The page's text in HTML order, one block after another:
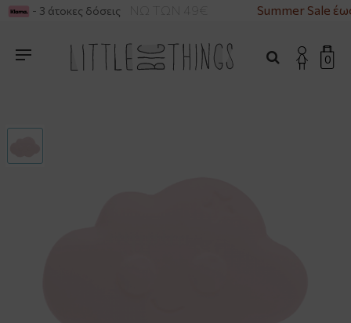
ΓΙΑ ΑΓΟΡΕΣ ΑΝΩ ΤΩΝ 49€ Summer Sale
- 3 άτοκες δόσεις
0